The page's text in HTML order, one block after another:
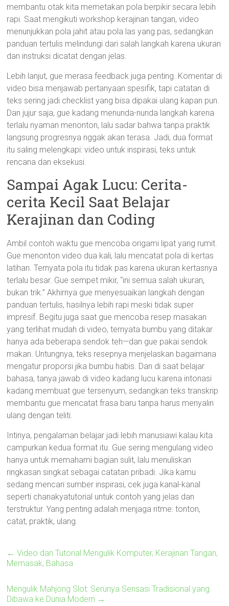
membantu otak kita memetakan pola berpikir secara lebih
rapi. Saat mengikuti workshop kerajinan tangan, video
menunjukkan pola jahit atau pola las yang pas, sedangkan
panduan tertulis melindungi dari salah langkah karena ukuran
dan instruksi dicatat dengan jelas.
Lebih lanjut, gue merasa feedback juga penting. Komentar di
video bisa menjawab pertanyaan spesifik, tapi catatan di
teks sering jadi checklist yang bisa dipakai ulang kapan pun.
Dan jujur saja, gue kadang menunda-nunda langkah karena
terlalu nyaman menonton, lalu sadar bahwa tanpa praktik
langsung progresnya nggak akan terasa. Jadi, dua format
itu saling melengkapi: video untuk inspirasi, teks untuk
rencana dan eksekusi.
Sampai Agak Lucu: Cerita-
cerita Kecil Saat Belajar
Kerajinan dan Coding
Ambil contoh waktu gue mencoba origami lipat yang rumit.
Gue menonton video dua kali, lalu mencatat pola di kertas
latihan. Ternyata pola itu tidak pas karena ukuran kertasnya
terlalu besar. Gue sempet mikir, “ini semua salah ukuran,
bukan trik.” Akhirnya gue menyesuaikan langkah dengan
panduan tertulis, hasilnya lebih rapi meski tidak super
impresif. Begitu juga saat gue mencoba resep masakan
yang terlihat mudah di video, ternyata bumbu yang ditakar
hanya ada beberapa sendok teh—dan gue pakai sendok
makan. Untungnya, teks resepnya menjelaskan bagaimana
mengatur proporsi jika bumbu habis. Dan di saat belajar
bahasa, tanya jawab di video kadang lucu karena intonasi
kadang membuat gue tersenyum, sedangkan teks transkrip
membantu gue mencatat frasa baru tanpa harus menyalin
ulang dengan teliti.
Intinya, pengalaman belajar jadi lebih manusiawi kalau kita
campurkan kedua format itu. Gue sering mengulang video
hanya untuk memahami bagian sulit, lalu menuliskan
ringkasan singkat sebagai catatan pribadi. Jika kamu
sedang mencari sumber inspirasi, cek juga kanal-kanal
seperti chanakyatutorial untuk contoh yang jelas dan
terstruktur. Yang penting adalah menjaga ritme: tonton,
catat, praktik, ulang.
← Video dan Tutorial Mengulik Komputer, Kerajinan Tangan,
Memasak, Bahasa
Mengulik Mahjong Slot: Serunya Sensasi Tradisional yang
Dibawa ke Dunia Modern →